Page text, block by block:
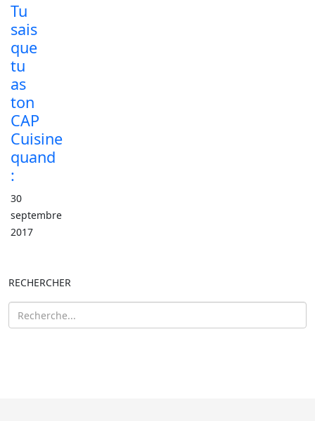
Tu
sais
que
tu
as
ton
CAP
Cuisine
quand
:
30
septembre
2017
RECHERCHER